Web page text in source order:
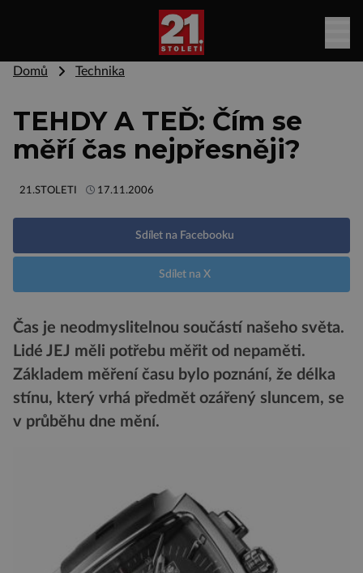
Domů Technika
TEHDY A TEĎ: Čím se
měří čas nejpřesněji?
21.STOLETI 17.11.2006
Sdílet na Facebooku
Sdílet na X
Čas je neodmyslitelnou součástí našeho světa.
Lidé JEJ měli potřebu měřit od nepaměti.
Základem měření času bylo poznání, že délka
stínu, který vrhá předmět ozářený sluncem, se
v průběhu dne mění.